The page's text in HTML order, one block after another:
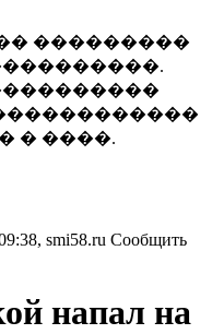
���������
� ����.
smi58.ru Сообщить
напал на